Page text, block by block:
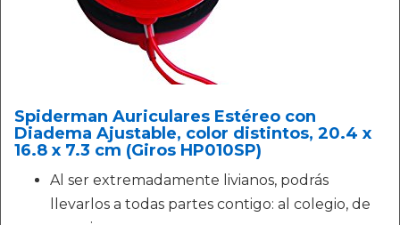
Spiderman Auriculares Estéreo con
Diadema Ajustable, color distintos, 20.4 x
16.8 x 7.3 cm (Giros HP010SP)
Al ser extremadamente livianos, podrás
llevarlos a todas partes contigo: al colegio, de